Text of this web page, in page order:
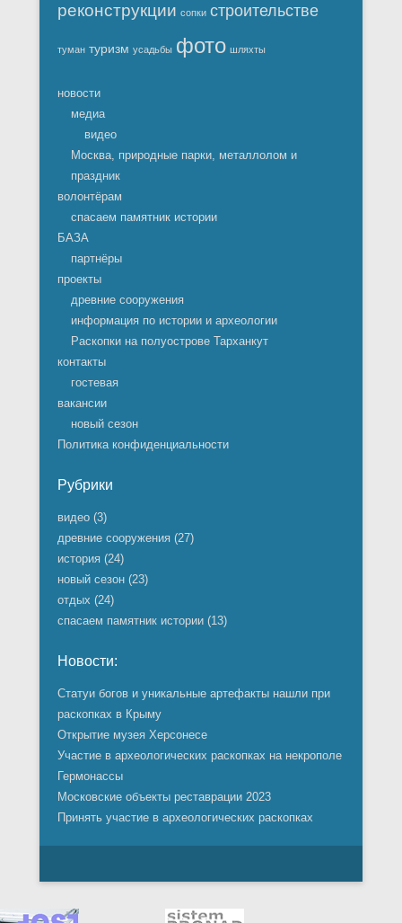
реконструкции сопки строительстве
туман туризм усадьбы фото шляхты
новости
медиа
видео
Москва, природные парки, металлолом и
праздник
волонтёрам
спасаем памятник истории
БАЗА
партнёры
проекты
древние сооружения
информация по истории и археологии
Раскопки на полуострове Тарханкут
контакты
гостевая
вакансии
новый сезон
Политика конфиденциальности
Рубрики
видео (3)
древние сооружения (27)
история (24)
новый сезон (23)
отдых (24)
спасаем памятник истории (13)
Новости:
Статуи богов и уникальные артефакты нашли при
раскопках в Крыму
Открытие музея Херсонесе
Участие в археологических раскопках на некрополе
Гермонассы
Московские объекты реставрации 2023
Принять участие в археологических раскопках